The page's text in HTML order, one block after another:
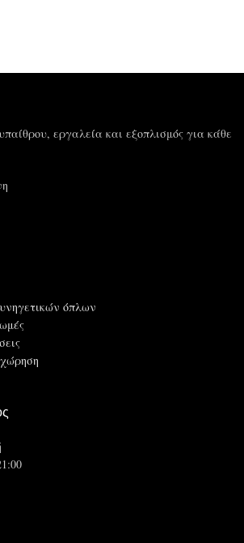
εργαλεία και εξοπλισμός για κάθε
όπλων